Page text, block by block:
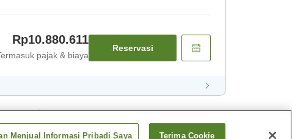
Rp10.880.611
pajak & biaya
Reservasi
1paket
Menjual Informasi Pribadi Saya Terima Cookie